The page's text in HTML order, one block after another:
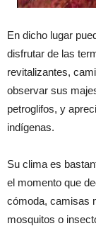
En dicho lugar
disfrutar de las
revitalizantes,
observar sus
petroglifos, y
indígenas.
Su clima es
el momento que
cómoda, camisas
mosquitos o